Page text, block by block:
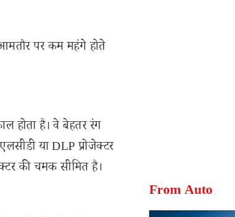
पर कम महंगे होते
होता है। वे बेहतर रंग
या DLP प्रोजेक्टर
की चमक सीमित है।
From Auto